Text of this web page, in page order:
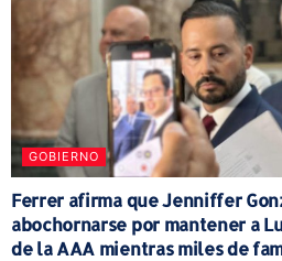
GOBIERNO
Ferrer afirma que Jenniffer
abochornarse por mantener a
de la AAA mientras miles de